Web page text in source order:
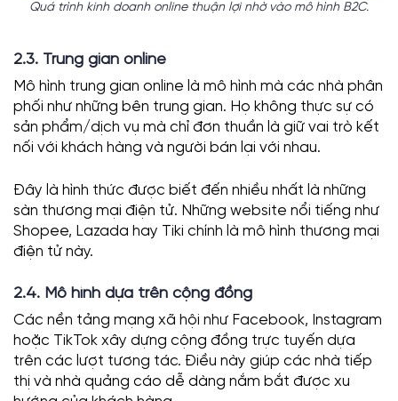
Quá trình kinh doanh online thuận lợi nhờ vào mô hình B2C.
2.3. Trung gian online
Mô hình trung gian online là mô hình mà các nhà phân
phối như những bên trung gian. Họ không thực sự có
sản phẩm/dịch vụ mà chỉ đơn thuần là giữ vai trò kết
nối với khách hàng và người bán lại với nhau.
Đây là hình thức được biết đến nhiều nhất là những
sàn thương mại điện tử. Những website nổi tiếng như
Shopee, Lazada hay Tiki chính là mô hình thương mại
điện tử này.
2.4. Mô hình dựa trên cộng đồng
Các nền tảng mạng xã hội như Facebook, Instagram
hoặc TikTok xây dựng cộng đồng trực tuyến dựa
trên các lượt tương tác. Điều này giúp các nhà tiếp
thị và nhà quảng cáo dễ dàng nắm bắt được xu